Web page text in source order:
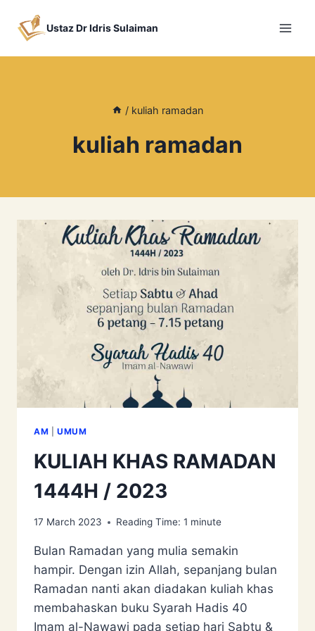
Ustaz Dr Idris Sulaiman
/ kuliah ramadan
kuliah ramadan
AM UMUM
KULIAH KHAS RAMADAN
1444H / 2023
17 March 2023 Reading Time: 1 minute
Bulan Ramadan yang mulia semakin
hampir. Dengan izin Allah, sepanjang bulan
Ramadan nanti akan diadakan kuliah khas
membahaskan buku Syarah Hadis 40
Imam al-Nawawi pada setiap hari Sabtu &